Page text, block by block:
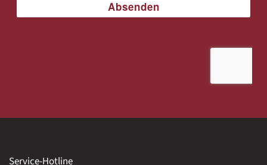
Service-Hotline